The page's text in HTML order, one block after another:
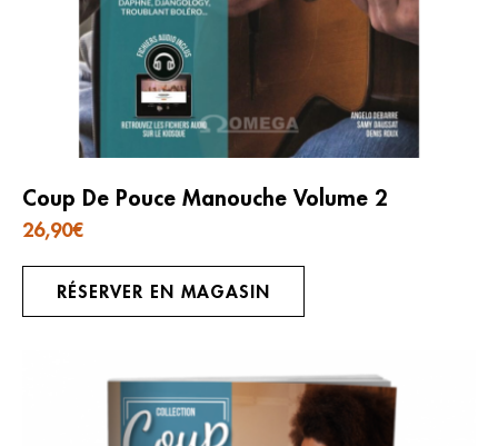
Coup De Pouce Manouche Volume 2
26,90€
RÉSERVER EN MAGASIN